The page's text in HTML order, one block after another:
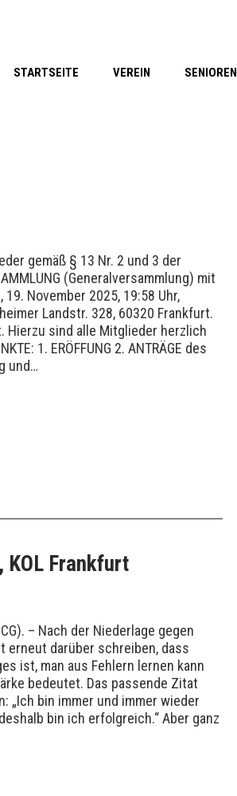
STARTSEITE VEREIN SENIOREN
gemäß § 13 Nr. 2 und 3 der
(Generalversammlung) mit
November 2025, 19:58 Uhr,
Landstr. 328, 60320 Frankfurt.
Hierzu sind alle Mitglieder herzlich
1. ERÖFFUNG 2. ANTRÄGE des
und…
KOL Frankfurt
– Nach der Niederlage gegen
erneut darüber schreiben, dass
ist, man aus Fehlern lernen kann
bedeutet. Das passende Zitat
„Ich bin immer und immer wieder
bin ich erfolgreich.“ Aber ganz